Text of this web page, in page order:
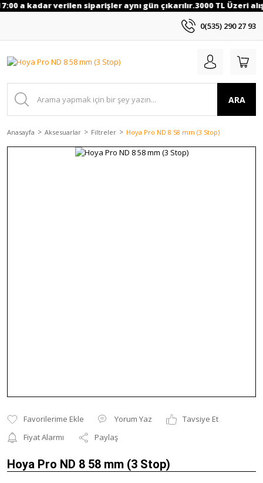
a kadar verilen siparişler aynı gün çıkarılır.3000 TL Üzeri
0(535) 290 27 93
ARA
Anasayfa Aksesuarlar Filtreler Hoya Pro ND 8 58 mm (3 Stop)
Yorum Yaz
Tavsiye Et
Fiyat Alarmı
Paylaş
Hoya Pro ND 8 58 mm (3 Stop)